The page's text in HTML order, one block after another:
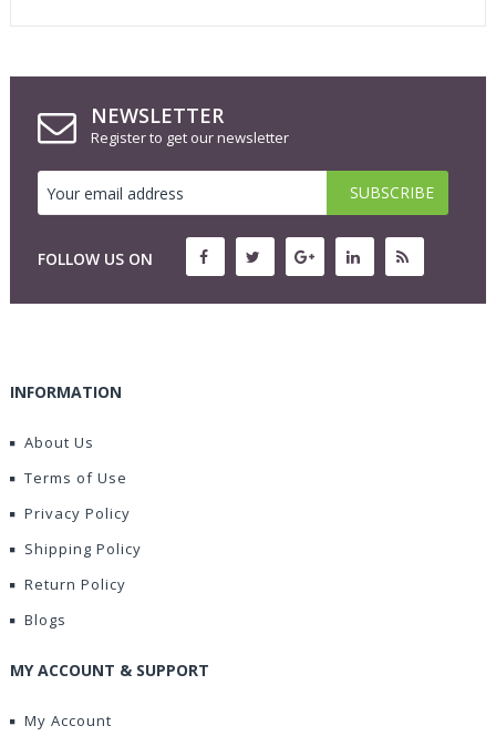
NEWSLETTER
Register to get our newsletter
FOLLOW US ON
INFORMATION
About Us
Terms of Use
Privacy Policy
Shipping Policy
Return Policy
Blogs
MY ACCOUNT & SUPPORT
My Account